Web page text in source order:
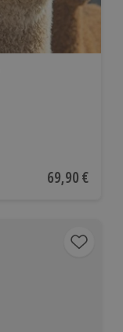
Aktueller
69,90 €